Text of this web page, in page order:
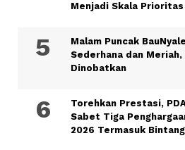
Menjadi Skala Prioritas
Malam Puncak
Sederhana dan
Dinobatkan
Torehkan Prestasi,
Sabet Tiga
2026 Termasuk